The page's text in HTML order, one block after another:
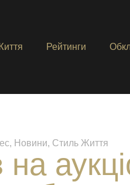
Рейтинги
, Новини, Стиль Життя